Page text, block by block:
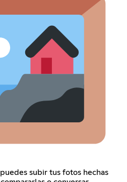
subir tus fotos hechas